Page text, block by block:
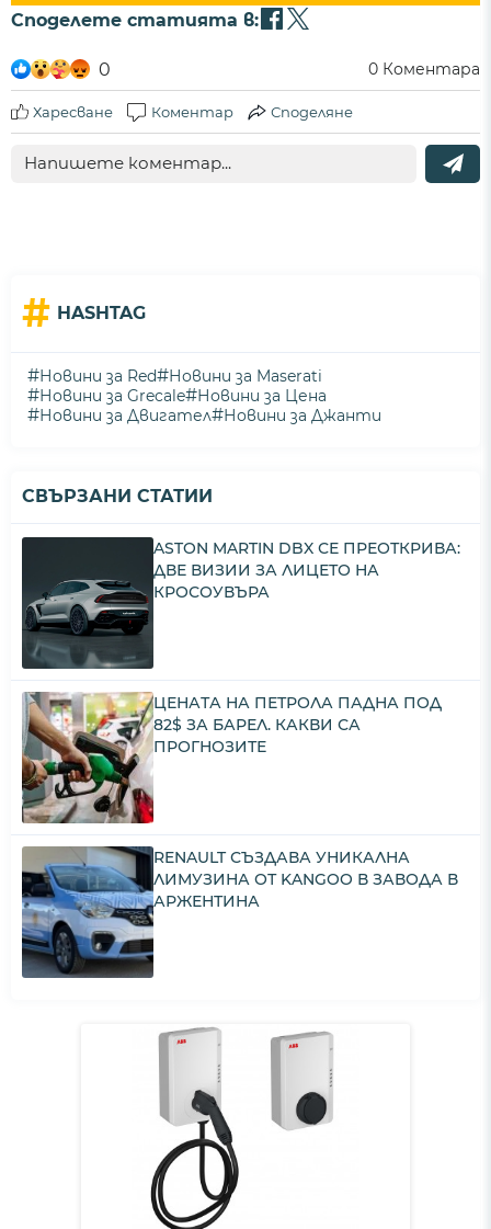
Споделете статията в:
0 0 Коментара
Харесване Коментар Споделяне
# HASHTAG
#Новини за Red#Новини за Maserati
#Новини за Grecale#Новини за Цена
#Новини за Двигател#Новини за Джанти
СВЪРЗАНИ СТАТИИ
ASTON MARTIN DBX СЕ ПРЕОТКРИВА:
ДВЕ ВИЗИИ ЗА ЛИЦЕТО НА
КРОСОУВЪРА
ЦЕНАТА НА ПЕТРОЛА ПАДНА ПОД
82$ ЗА БАРЕЛ. КАКВИ СА
ПРОГНОЗИТЕ
RENAULT СЪЗДАВА УНИКАЛНА
ЛИМУЗИНА ОТ KANGOO В ЗАВОДА В
АРЖЕНТИНА